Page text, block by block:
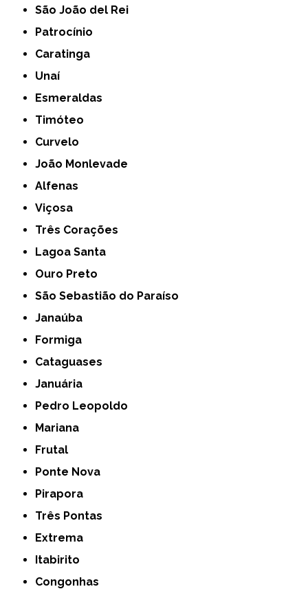
São João del Rei
Patrocínio
Caratinga
Unaí
Esmeraldas
Timóteo
Curvelo
João Monlevade
Alfenas
Viçosa
Três Corações
Lagoa Santa
Ouro Preto
São Sebastião do Paraíso
Janaúba
Formiga
Cataguases
Januária
Pedro Leopoldo
Mariana
Frutal
Ponte Nova
Pirapora
Três Pontas
Extrema
Itabirito
Congonhas